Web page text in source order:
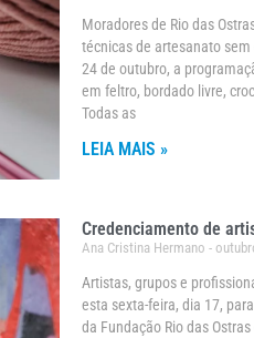
Moradores de Rio das
técnicas de artesanato
24 de outubro, a
em feltro, bordado livre,
Todas as
LEIA MAIS »
Credenciamento de
Ana Cristina Hermano
Artistas, grupos e
esta sexta-feira, dia 17,
da Fundação Rio das